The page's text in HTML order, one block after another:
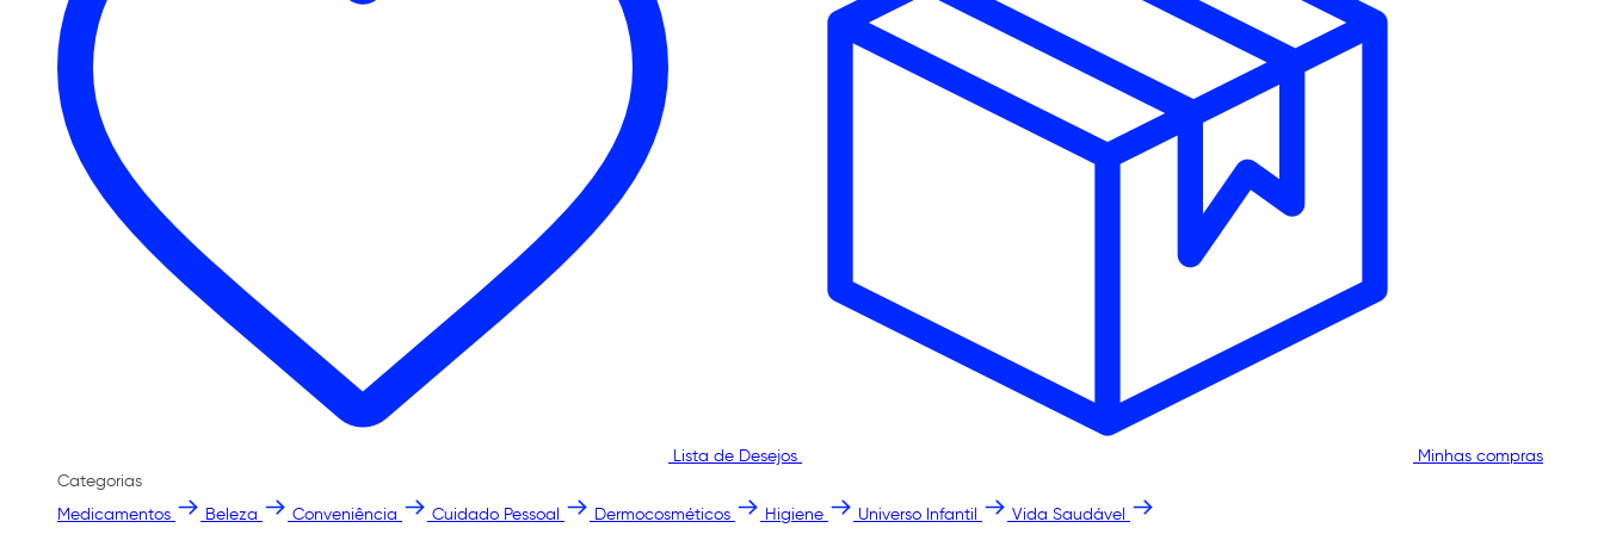
Lista de Desejos
Minhas compras
Categorias
Medicamentos
Beleza Conveniência Cuidado Pessoal Dermocosméticos Higiene Universo Infantil Vida Saudável